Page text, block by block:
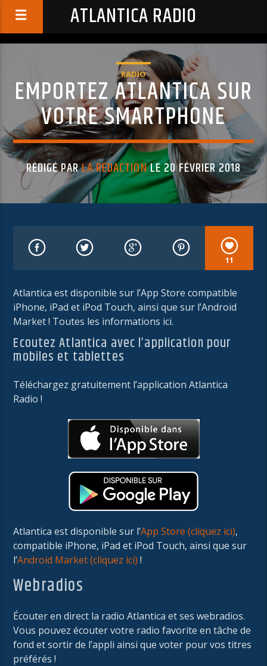
ATLANTICA RADIO
RADIO
EMPORTEZ ATLANTICA SUR
VOTRE SMARTPHONE
RÉDIGÉ PARLA RÉDACTIONLE 20 FÉVRIER 2018
11
Atlantica est disponible sur l’App Store compatible
iPhone, iPad et iPod Touch, ainsi que sur l’Android
Market ! Toutes les informations ici.
Ecoutez Atlantica avec l’application pour
mobiles et tablettes
Téléchargez gratuitement l’application Atlantica
Radio !
Atlantica est disponible sur l’App Store (cliquez ici),
compatible iPhone, iPad et iPod Touch, ainsi que sur
l’Android Market (cliquez ici) !
Webradios
Écouter en direct la radio Atlantica et ses webradios.
Vous pouvez écouter votre radio favorite en tâche de
fond et sortir de l’appli ainsi que voter pour vos titres
préférés !